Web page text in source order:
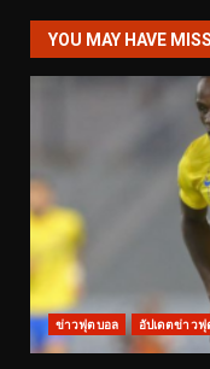
YOU MAY HAVE
ข่าวฟุตบอล อัปเดตข่าวฟุ